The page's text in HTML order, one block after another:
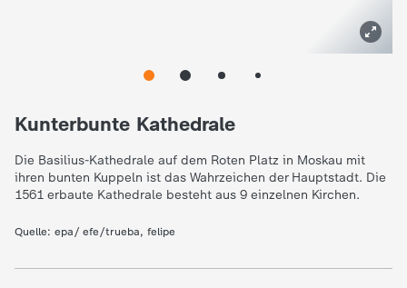
Kunterbunte Kathedrale
Die Basilius-Kathedrale auf dem Roten Platz in Moskau mit
ihren bunten Kuppeln ist das Wahrzeichen der Hauptstadt. Die
1561 erbaute Kathedrale besteht aus 9 einzelnen Kirchen.
Quelle: epa/ efe/trueba, felipe